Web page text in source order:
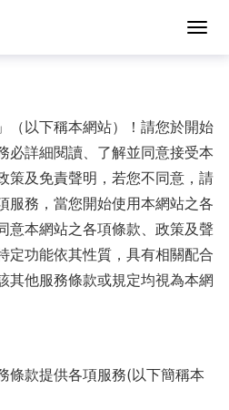
（以下稱本網站）！請您於開始
必詳細閱讀、了解並同意接受本
策及免責聲明 ，若您不同意，請
服務，當您開始使用本網站之各
意本網站之各項條款、政策及聲
定功能依其性質，具有相關配合
其他服務條款或規定均視為本網
條款提供各項服務(以下簡稱本